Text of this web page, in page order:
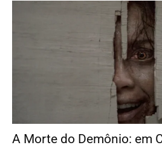
A Morte do Demônio: em